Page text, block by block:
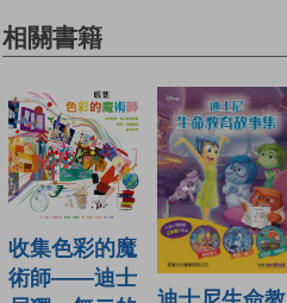
相關書籍
收集色彩的魔
術師——迪士